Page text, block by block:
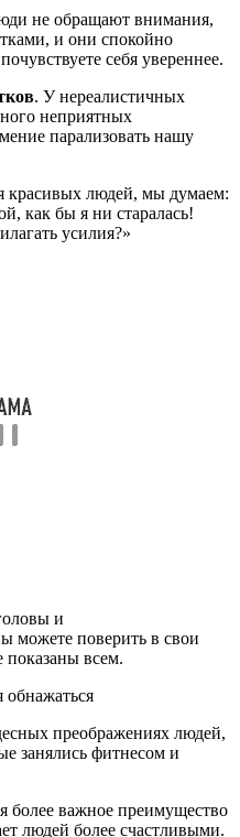
не обращают внимания,
и они спокойно
себя увереннее.
. У нереалистичных
неприятных
парализовать нашу
красивых людей, мы думаем:
как бы я ни старалась!
усилия?»
и
можете поверить в свои
показаны всем.
преображениях людей,
занялись фитнесом и
более важное преимущество
людей более счастливыми.